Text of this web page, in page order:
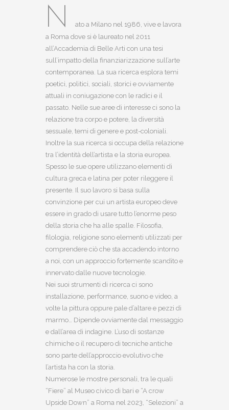
N
ato a Milano nel 1986, vive e lavora
a Roma dove si è laureato nel 2011
all’Accademia di Belle Arti con una tesi
sull’impatto della finanziarizzazione sull’arte
contemporanea. La sua ricerca esplora temi
poetici, politici, sociali, storici e ovviamente
attuali in coniugazione con le radici e il
passato. Nelle sue aree di interesse ci sono la
relazione tra corpo e potere, la diversità
sessuale, temi di genere e post-coloniali.
Inoltre la sua ricerca si occupa della relazione
tra l’identità dell’artista e la storia europea.
Spesso le sue opere utilizzano elementi di
cultura greca e latina per poter rileggere il
presente. Il suo lavoro si basa sulla
convinzione per cui un artista europeo deve
essere in grado di usare tutto l’enorme peso
della storia che ha alle spalle. Filosofia,
filologia, religione sono elementi utilizzati per
comprendere ciò che sta accadendo intorno
a noi, con un approccio fortemente scandito e
innervato dalle nuove tecnologie.
Nei suoi strumenti di ricerca ci sono
installazione, performance, suono e video, a
volte la pittura oppure pale d’altare e pezzi di
marmo… Dipende ovviamente dal messaggio
e dall’area di indagine. L’uso di sostanze
chimiche o il recupero di tecniche antiche
sono parte dell’approccio evolutivo che
l’artista ha con la storia.
Numerose le mostre personali, tra le quali
“Fiere” al Museo civico di bari e “A crow
Upside Down” a Roma nel 2023, “Selezioni” a